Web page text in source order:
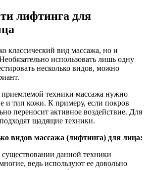
лифтинга для
классический вид массажа, но и
использовать лишь одну
несколько видов, можно
приемлемой техники массажа нужно
и тип кожи. К примеру, если покров
переносит активное воздействие. Для
щадящие техники.
видов массажа (лифтинга) для лица:
данной техники
ведь используют ее довольно